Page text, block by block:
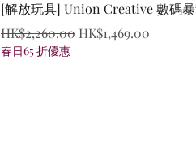
[解放玩具] Union Creative 數碼
一般價格
HK$2,260.00 促銷價格
HK$1,469.00
春日65 折優惠